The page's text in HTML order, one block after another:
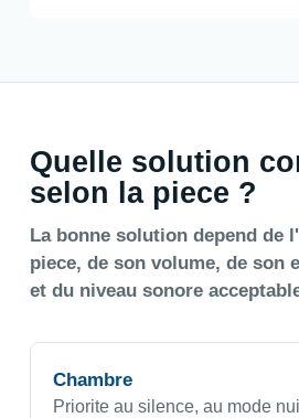
Quelle solution
selon la piece ?
La bonne solution depend de
piece, de son volume, de son
et du niveau sonore
Chambre
Priorite au silence, au mode